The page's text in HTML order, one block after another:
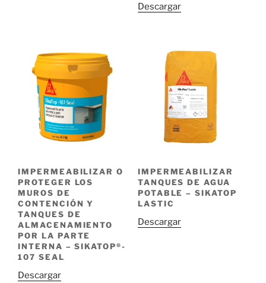
Descargar
IMPERMEABILIZAR O
PROTEGER LOS
MUROS DE
CONTENCIÓN Y
TANQUES DE
ALMACENAMIENTO
POR LA PARTE
INTERNA – SIKATOP®-
107 SEAL
Descargar
IMPERMEABILIZAR
TANQUES DE AGUA
POTABLE – SIKATOP
LASTIC
Descargar